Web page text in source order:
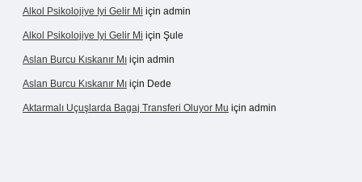
Alkol Psikolojiye Iyi Gelir Mi için admin
Alkol Psikolojiye Iyi Gelir Mi için Şule
Aslan Burcu Kıskanır Mı için admin
Aslan Burcu Kıskanır Mı için Dede
Aktarmalı Uçuşlarda Bagaj Transferi Oluyor Mu için admin